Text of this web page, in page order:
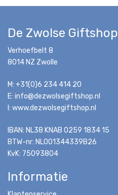
De Zwolse Giftshop
Verhoefbelt 8
8014 NZ Zwolle
M: +31(0)6 234 414 20
E: info@dezwolsegiftshop.nl
I: www.dezwolsegiftshop.nl
IBAN: NL38 KNAB 0259 1834 15
BTW-nr: NL001344339B26
KvK: 75093804
Informatie